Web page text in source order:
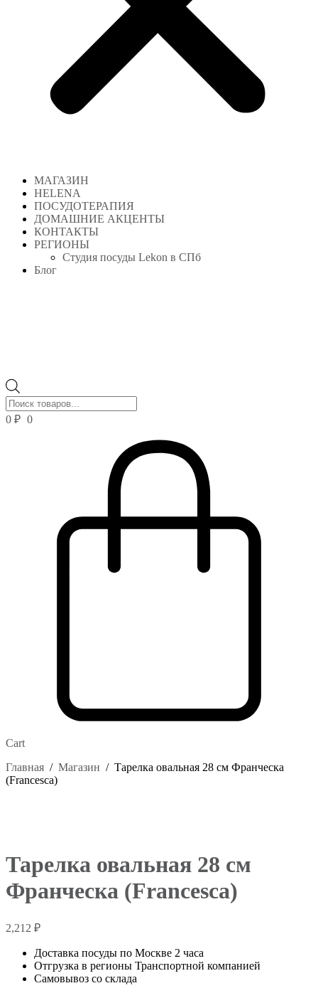
МАГАЗИН
HELENA
ПОСУДОТЕРАПИЯ
ДОМАШНИЕ АКЦЕНТЫ
КОНТАКТЫ
РЕГИОНЫ
Студия посуды Lekon в СПб
Блог
товаров
0 ₽ 0
Cart
Главная / Магазин / Тарелка овальная 28 см Франческа
(Francesca)
Тарелка овальная 28 см
Франческа (Francesca)
2,212 ₽
Доставка посуды по Москве 2 часа
Отгрузка в регионы Транспортной компанией
Самовывоз со склада